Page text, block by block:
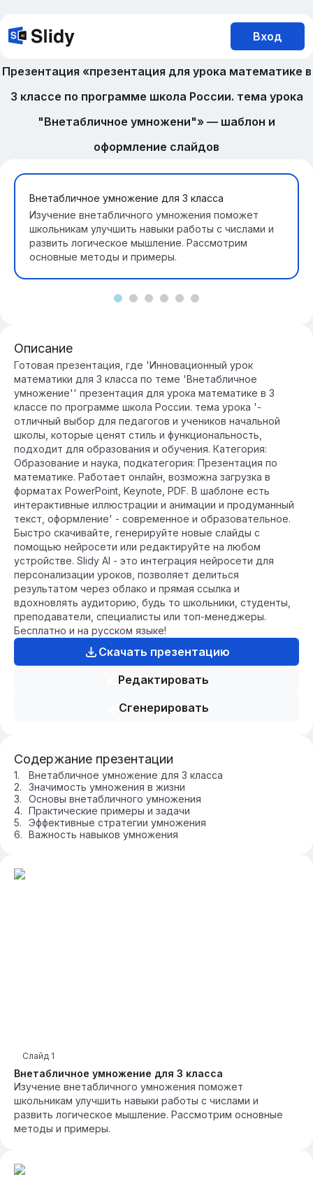
Вход
Презентация «презентация для урока математике в
3 классе по программе школа России. тема урока
"Внетабличное умножени"» — шаблон и
оформление слайдов
Внетабличное умножение для 3 класса
Изучение внетабличного умножения поможет
школьникам улучшить навыки работы с числами и
развить логическое мышление. Рассмотрим
основные методы и примеры.
Описание
Готовая презентация, где 'Инновационный урок
математики для 3 класса по теме 'Внетабличное
умножение'' презентация для урока математике в 3
классе по программе школа России. тема урока '-
отличный выбор для педагогов и учеников начальной
школы, которые ценят стиль и функциональность,
подходит для образования и обучения. Категория:
Образование и наука, подкатегория: Презентация по
математике. Работает онлайн, возможна загрузка в
форматах PowerPoint, Keynote, PDF. В шаблоне есть
интерактивные иллюстрации и анимации и продуманный
текст, оформление' - современное и образовательное.
Быстро скачивайте, генерируйте новые слайды с
помощью нейросети или редактируйте на любом
устройстве. Slidy AI - это интеграция нейросети для
персонализации уроков, позволяет делиться
результатом через облако и прямая ссылка и
вдохновлять аудиторию, будь то школьники, студенты,
преподаватели, специалисты или топ-менеджеры.
Бесплатно и на русском языке!
Скачать презентацию
Редактировать
Сгенерировать
Содержание презентации
Внетабличное умножение для 3 класса
Значимость умножения в жизни
Основы внетабличного умножения
Практические примеры и задачи
Эффективные стратегии умножения
Важность навыков умножения
Внетабличное умножение для 3 класса
Слайд 1
Изучение внетабличного умножения поможет
школьникам улучшить навыки работы с числами и
развить логическое мышление. Рассмотрим основные
методы и примеры.